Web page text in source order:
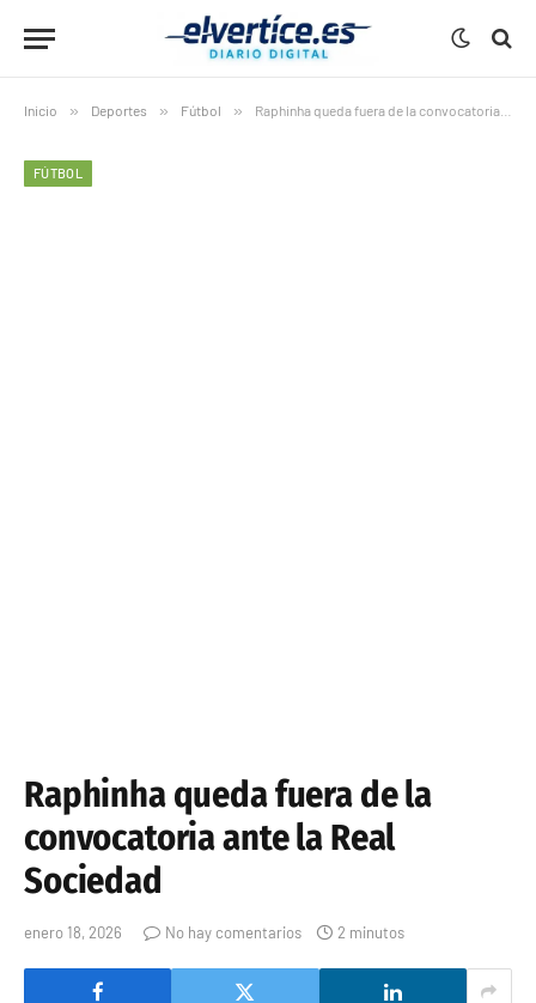
Inicio » Deportes » Fútbol » Raphinha queda fuera de la convocatoria ante la Real Sociedad
FÚTBOL
Raphinha queda fuera de la
convocatoria ante la Real
Sociedad
enero 18, 2026 No hay comentarios 2 minutos